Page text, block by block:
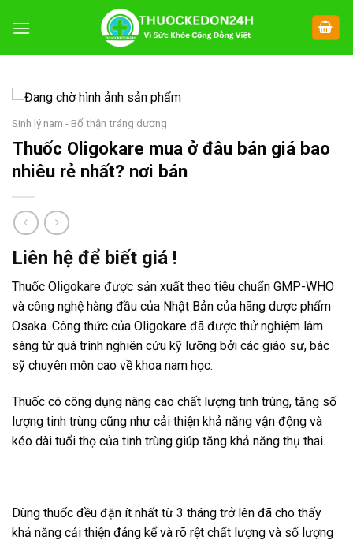
đến
Sinh lý nam - Bổ thận tráng dương
Thuốc Oligokare mua ở đâu bán giá bao
nhiêu rẻ nhất? nơi bán
Liên hệ để biết giá !
Thuốc Oligokare được sản xuất theo tiêu chuẩn GMP-WHO
và công nghệ hàng đầu của Nhật Bản của hãng dược phẩm
Osaka. Công thức của Oligokare đã được thử nghiệm lâm
sàng từ quá trình nghiên cứu kỹ lưỡng bởi các giáo sư, bác
sỹ chuyên môn cao về khoa nam học.
Thuốc có công dụng nâng cao chất lượng tinh trùng, tăng số
lượng tinh trùng cũng như cải thiện khả năng vận động và
kéo dài tuổi thọ của tinh trùng giúp tăng khả năng thụ thai.
Dùng thuốc đều đặn ít nhất từ 3 tháng trở lên đã cho thấy
khả năng cải thiện đáng kể và rõ rệt chất lượng và số lượng